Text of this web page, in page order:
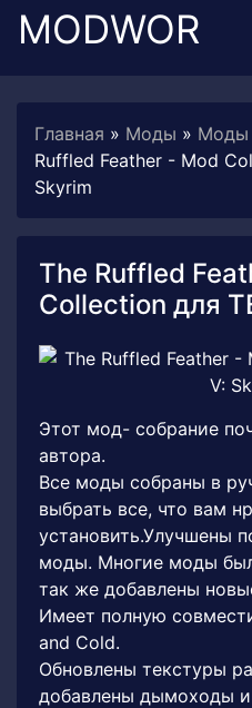
MODWOR
Главная » Моды » Моды
Ruffled Feather - Mod
Skyrim
The Ruffled
Collection для
Этот мод- собрание
автора.
Все моды собраны в
выбрать все, что вам
установить.Улучшены
моды. Многие моды
так же добавлены
Имеет полную
and Cold.
Обновлены текстуры
добавлены дымоходы